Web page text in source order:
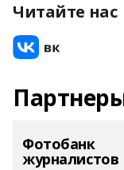
Читайте нас
Фотобанк
журналистов